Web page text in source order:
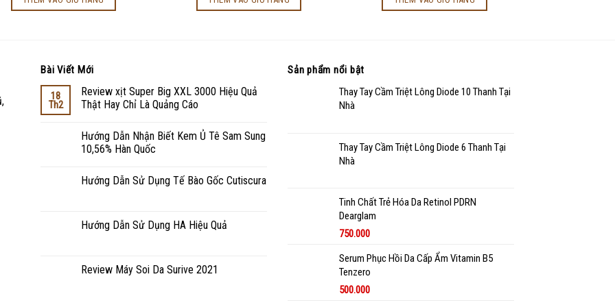
Bài Viết Mới
18
Th2
Review xịt Super Big XXL 3000 Hiệu Quả
Thật Hay Chỉ Là Quảng Cáo
Hướng Dẫn Nhận Biết Kem Ủ Tê Sam Sung
10,56% Hàn Quốc
Hướng Dẫn Sử Dụng Tế Bào Gốc Cutiscura
Hướng Dẫn Sử Dụng HA Hiệu Quả
Review Máy Soi Da Surive 2021
Sản phẩm nổi bật
Thay Tay Cầm Triệt Lông Diode 10 Thanh Tại
Nhà
Thay Tay Cầm Triệt Lông Diode 6 Thanh Tại
Nhà
Tinh Chất Trẻ Hóa Da Retinol PDRN
Dearglam
750.000
Serum Phục Hồi Da Cấp Ẩm Vitamin B5
Tenzero
500.000